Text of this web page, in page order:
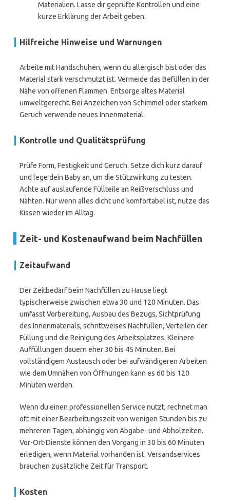
Materialien. Lasse dir geprüfte Kontrollen und eine
kurze Erklärung der Arbeit geben.
Hilfreiche Hinweise und Warnungen
Arbeite mit Handschuhen, wenn du allergisch bist oder das
Material stark verschmutzt ist. Vermeide das Befüllen in der
Nähe von offenen Flammen. Entsorge altes Material
umweltgerecht. Bei Anzeichen von Schimmel oder starkem
Geruch verwende neues Innenmaterial.
Kontrolle und Qualitätsprüfung
Prüfe Form, Festigkeit und Geruch. Setze dich kurz darauf
und lege dein Baby an, um die Stützwirkung zu testen.
Achte auf auslaufende Füllteile an Reißverschluss und
Nähten. Nur wenn alles dicht und komfortabel ist, nutze das
Kissen wieder im Alltag.
Zeit- und Kostenaufwand beim Nachfüllen
Zeitaufwand
Der Zeitbedarf beim Nachfüllen zu Hause liegt
typischerweise zwischen etwa 30 und 120 Minuten. Das
umfasst Vorbereitung, Ausbau des Bezugs, Sichtprüfung
des Innenmaterials, schrittweises Nachfüllen, Verteilen der
Füllung und die Reinigung des Arbeitsplatzes. Kleinere
Auffüllungen dauern eher 30 bis 45 Minuten. Bei
vollständigem Austausch oder bei aufwändigeren Arbeiten
wie dem Umnähen von Öffnungen kann es 60 bis 120
Minuten werden.
Wenn du einen professionellen Service nutzt, rechnet man
oft mit einer Bearbeitungszeit von wenigen Stunden bis zu
mehreren Tagen, abhängig von Abgabe- und Abholzeiten.
Vor-Ort-Dienste können den Vorgang in 30 bis 60 Minuten
erledigen, wenn Material vorhanden ist. Versandservices
brauchen zusätzliche Zeit für Transport.
Kosten